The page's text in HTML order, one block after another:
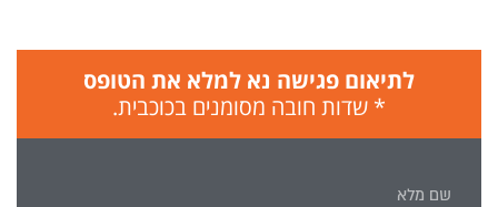
לתיאום פגישה נא למלא את הטופס
* שדות חובה מסומנים בכוכבית.